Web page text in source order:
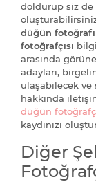
doldurup siz de
düğün fotoğrafı
fotoğrafçısı
arasında
adayları,
ulaşabilecek ve
hakkında
düğün
kaydınızı
Diğer